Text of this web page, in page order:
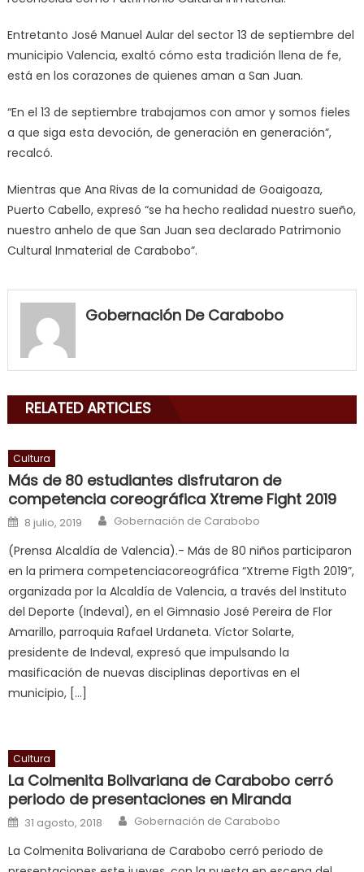
Entretanto José Manuel Aular del sector 13 de septiembre del
municipio Valencia, exaltó cómo esta tradición llena de fe,
está en los corazones de quienes aman a San Juan.
“En el 13 de septiembre trabajamos con amor y somos fieles
a que siga esta devoción, de generación en generación”,
recalcó.
Mientras que Ana Rivas de la comunidad de Goaigoaza,
Puerto Cabello, expresó “se ha hecho realidad nuestro sueño,
nuestro anhelo de que San Juan sea declarado Patrimonio
Cultural Inmaterial de Carabobo”.
my
neighbor
mouth
cum,
will
smith
a
cuckold
nice
milf
in
squirting,
आपक
न
ह
क
च
त
क
लग
Gobernación De Carabobo
RELATED ARTICLES
Cultura
Más de 80 estudiantes disfrutaron de
competencia coreográfica Xtreme Fight 2019
Posted on
8 julio, 2019 Author
Gobernación de Carabobo
(Prensa Alcaldía de Valencia).- Más de 80 niños participaron
en la primera competenciacoreográfica “Xtreme Figth 2019”,
organizada por la Alcaldía de Valencia, a través del Instituto
del Deporte (Indeval), en el Gimnasio José Pereira de Flor
Amarillo, parroquia Rafael Urdaneta. Víctor Solarte,
presidente de Indeval, expresó que impulsando la
masificación de nuevas disciplinas deportivas en el
municipio, […]
Cultura
La Colmenita Bolivariana de Carabobo cerró
periodo de presentaciones en Miranda
Posted on
31 agosto, 2018 Author
Gobernación de Carabobo
La Colmenita Bolivariana de Carabobo cerró periodo de